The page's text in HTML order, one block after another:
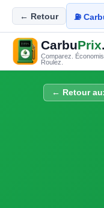
← Retour ⛽
CarbuPrix
Comparez.
Roulez.
← Retour